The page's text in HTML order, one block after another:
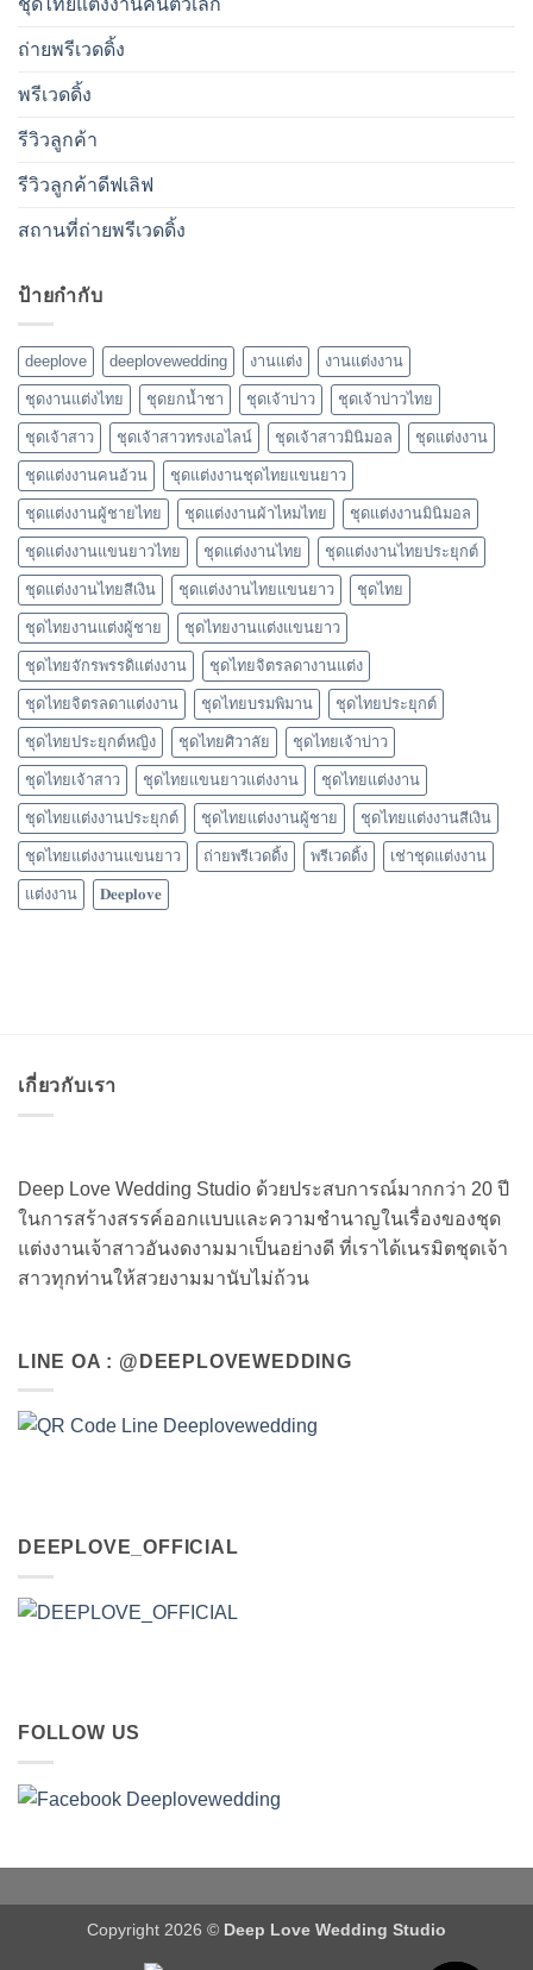
ถ่ายพรีเวดดิ้ง
พรีเวดดิ้ง
รีวิวลูกค้า
รีวิวลูกค้าดีฟเลิฟ
สถานที่ถ่ายพรีเวดดิ้ง
ป้ายกำกับ
deeplove deeplovewedding งานแต่ง งานแต่งงาน
ชุดงานแต่งไทย ชุดยกน้ำชา ชุดเจ้าบ่าว ชุดเจ้าบ่าวไทย
ชุดเจ้าสาว ชุดเจ้าสาวทรงเอไลน์ ชุดเจ้าสาวมินิมอล ชุดแต่งงาน
ชุดแต่งงานคนอ้วน ชุดแต่งงานชุดไทยแขนยาว
ชุดแต่งงานผู้ชายไทย ชุดแต่งงานผ้าไหมไทย ชุดแต่งงานมินิมอล
ชุดแต่งงานแขนยาวไทย ชุดแต่งงานไทย ชุดแต่งงานไทยประยุกต์
ชุดแต่งงานไทยสีเงิน ชุดแต่งงานไทยแขนยาว ชุดไทย
ชุดไทยงานแต่งผู้ชาย ชุดไทยงานแต่งแขนยาว
ชุดไทยจักรพรรดิแต่งงาน ชุดไทยจิตรลดางานแต่ง
ชุดไทยจิตรลดาแต่งงาน ชุดไทยบรมพิมาน ชุดไทยประยุกต์
ชุดไทยประยุกต์หญิง ชุดไทยศิวาลัย ชุดไทยเจ้าบ่าว
ชุดไทยเจ้าสาว ชุดไทยแขนยาวแต่งงาน ชุดไทยแต่งงาน
ชุดไทยแต่งงานประยุกต์ ชุดไทยแต่งงานผู้ชาย ชุดไทยแต่งงานสีเงิน
ชุดไทยแต่งงานแขนยาว ถ่ายพรีเวดดิ้ง พรีเวดดิ้ง เช่าชุดแต่งงาน
แต่งงาน 𝐃𝐞𝐞𝐩𝐥𝐨𝐯𝐞
เกี่ยวกับเรา
Deep Love Wedding Studio ด้วยประสบการณ์มากกว่า 20 ปี
ในการสร้างสรรค์ออกแบบและความชำนาญในเรื่องของชุด
แต่งงานเจ้าสาวอันงดงามมาเป็นอย่างดี ที่เราได้เนรมิตชุดเจ้า
สาวทุกท่านให้สวยงามมานับไม่ถ้วน
LINE OA : @DEEPLOVEWEDDING
DEEPLOVE_OFFICIAL
FOLLOW US
Copyright 2026 © Deep Love Wedding Studio